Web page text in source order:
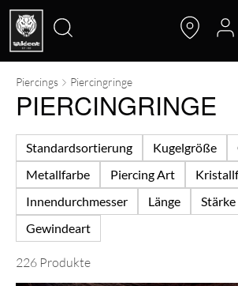
Suche
nach:
Piercings Piercingringe
PIERCINGRINGE
Standardsortierung Kugelgröße
Metallfarbe
Piercing Art
Innendurchmesser
Länge Stärke
Gewindeart
226 Produkte